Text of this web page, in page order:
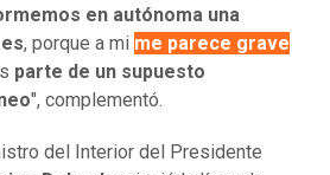
en autónoma una
, porque a mi me parece grave
parte de un supuesto
", complementó.
del Interior del Presidente